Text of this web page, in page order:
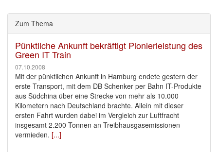
Zum Thema
Pünktliche Ankunft bekräftigt Pionierleistung des
Green IT Train
07.10.2008
Mit der pünktlichen Ankunft in Hamburg endete gestern der
erste Transport, mit dem DB Schenker per Bahn IT-Produkte
aus Südchina über eine Strecke von mehr als 10.000
Kilometern nach Deutschland brachte. Allein mit dieser
ersten Fahrt wurden dabei im Vergleich zur Luftfracht
insgesamt 2.200 Tonnen an Treibhausgasemissionen
vermieden. [...]